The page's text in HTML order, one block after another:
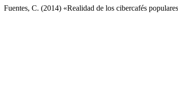
Fuentes, C. (2014) «Realidad de los cibercafés